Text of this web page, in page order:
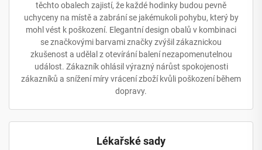
těchto obalech zajistí, že každé hodinky budou pevně
uchyceny na místě a zabrání se jakémukoli pohybu, který by
mohl vést k poškození. Elegantní design obalů v kombinaci
se značkovými barvami značky zvýšil zákaznickou
zkušenost a udělal z otevírání balení nezapomenutelnou
událost. Zákazník ohlásil výrazný nárůst spokojenosti
zákazníků a snížení míry vrácení zboží kvůli poškození během
dopravy.
Lékařské sady